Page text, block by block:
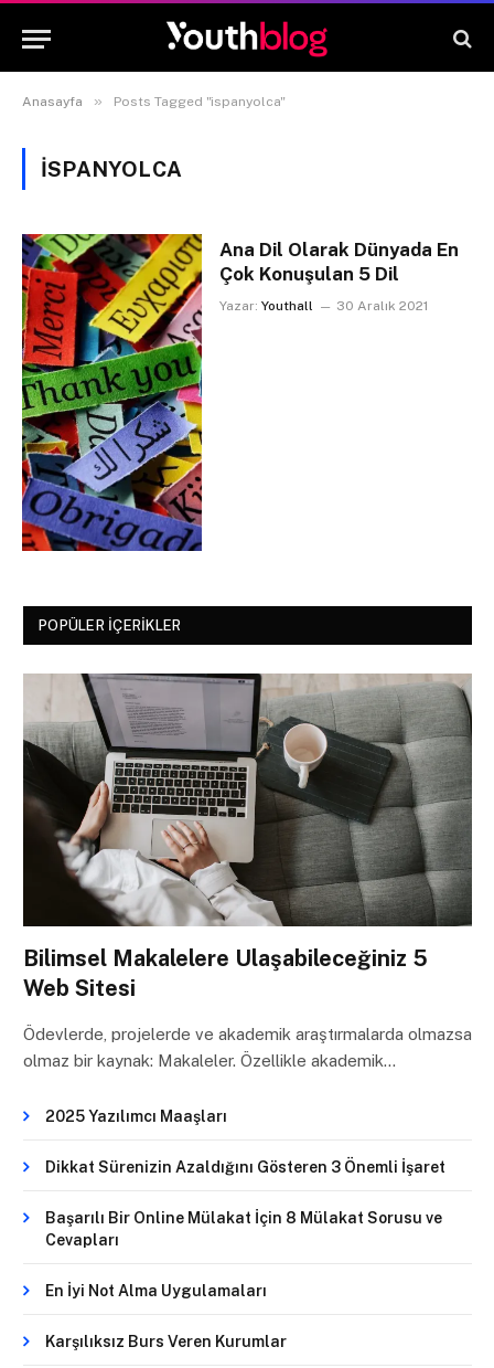
Anasayfa » Posts Tagged "ispanyolca"
ISPANYOLCA
Ana Dil Olarak Dünyada En
Çok Konuşulan 5 Dil
Yazar: Youthall 30 Aralık 2021
POPÜLER İÇERIKLER
Bilimsel Makalelere Ulaşabileceğiniz 5
Web Sitesi
Ödevlerde, projelerde ve akademik araştırmalarda olmazsa
olmaz bir kaynak: Makaleler. Özellikle akademik…
2025 Yazılımcı Maaşları
Dikkat Sürenizin Azaldığını Gösteren 3 Önemli İşaret
Başarılı Bir Online Mülakat İçin 8 Mülakat Sorusu ve
Cevapları
En İyi Not Alma Uygulamaları
Karşılıksız Burs Veren Kurumlar